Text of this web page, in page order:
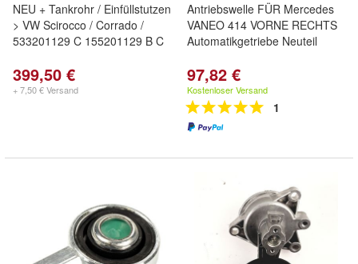
NEU + Tankrohr / Einfüllstutzen
> VW Scirocco / Corrado /
533201129 C 155201129 B C
399,50 €
+ 7,50 € Versand
Antriebswelle FÜR Mercedes
VANEO 414 VORNE RECHTS
Automatikgetriebe Neuteil
97,82 €
Kostenloser Versand
1